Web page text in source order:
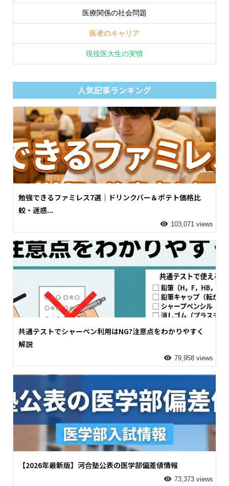
医療関係の社会問題
医者のキャリア
現役医大生の実情
人気記事ランキング
勉強できるファミレス7選｜ドリンクバー＆ポテト価格比
較・迷惑...
103,071 views
共通テストでシャーペン利用はNG?注意点をわかりやすく
解説
79,958 views
【2026年最新版】河合塾公表の医学部偏差値情報
73,373 views